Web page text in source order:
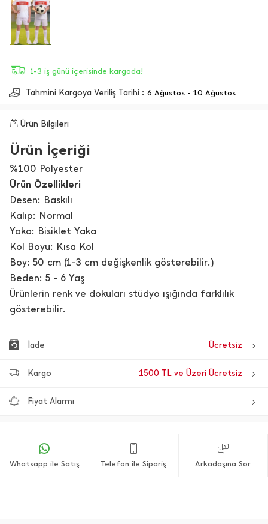
1-3 iş günü içerisinde kargoda!
Tahmini Kargoya Veriliş Tarihi : 6 Ağustos - 10 Ağustos
Ürün Bilgileri
Ürün İçeriği
%100 Polyester
Ürün Özellikleri
Desen: Baskılı
Kalıp: Normal
Yaka: Bisiklet Yaka
Kol Boyu: Kısa Kol
Boy: 50 cm (1-3 cm değişkenlik gösterebilir.)
Beden: 5 - 6 Yaş
Ürünlerin renk ve dokuları stüdyo ışığında farklılık
gösterebilir.
İade Ücretsiz
Kargo 1500 TL ve Üzeri Ücretsiz
Fiyat Alarmı
Whatsapp ile Satış Telefon ile Sipariş Arkadaşına Sor